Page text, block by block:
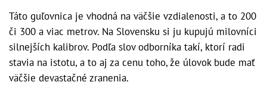
Táto guľovnica je vhodná na väčšie vzdialenosti, a to 200
či 300 a viac metrov. Na Slovensku si ju kupujú milovníci
silnejších kalibrov. Podľa slov odborníka takí, ktorí radi
stavia na istotu, a to aj za cenu toho, že úlovok bude mať
väčšie devastačné zranenia.